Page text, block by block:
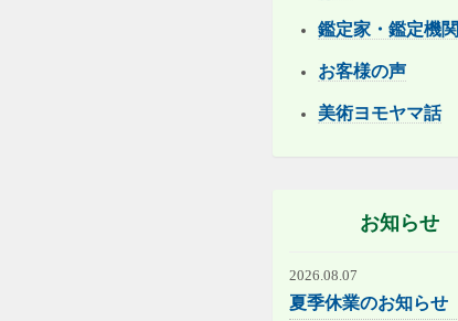
鑑定家・鑑定機関
お客様の声
美術ヨモヤマ話
お知らせ
2026.08.07
夏季休業のお知らせ